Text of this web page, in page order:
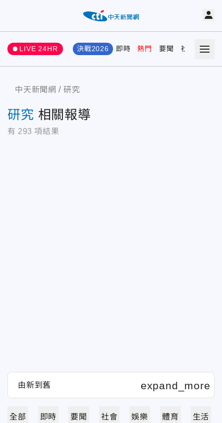
LIVE 24HR 決戰2026 即時 熱門 要聞 社會 娛樂
中天新聞網 研究
研究 相關報導
有 293 項結果
全部 即時 要聞 社會 娛樂 體育 生活